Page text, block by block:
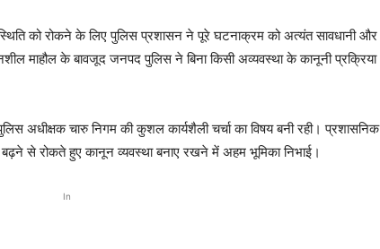
को रोकने के लिए पुलिस प्रशासन ने पूरे घटनाक्रम को अत्यंत सावधानी और
के बावजूद जनपद पुलिस ने बिना किसी अव्यवस्था के कानूनी प्रक्रिया
अधीक्षक चारु निगम की कुशल कार्यशैली चर्चा का विषय बनी रही। प्रशासनिक
बढ़ने से रोकते हुए कानून व्यवस्था बनाए रखने में अहम भूमिका निभाई।
In